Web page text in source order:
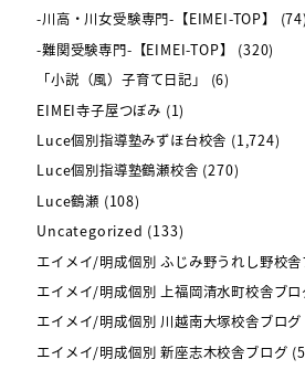
-川高・川女受験専門-【EIMEI-TOP】
(74)
-難関受験専門-【EIMEI-TOP】
(320)
「小説（風）子育て日記」
(6)
EIMEI寺子屋つぼみ (1)
Luce個別指導塾みずほ台校舎 (1,724)
Luce個別指導塾鶴瀬校舎 (270)
Luce鶴瀬 (108)
Uncategorized (133)
エイメイ/明成個別 ふじみ野うれし野校
エイメイ/明成個別 上福岡清水町校舎ブロ
エイメイ/明成個別 川越南大塚校舎ブログ
エイメイ/明成個別 新座志木校舎ブログ